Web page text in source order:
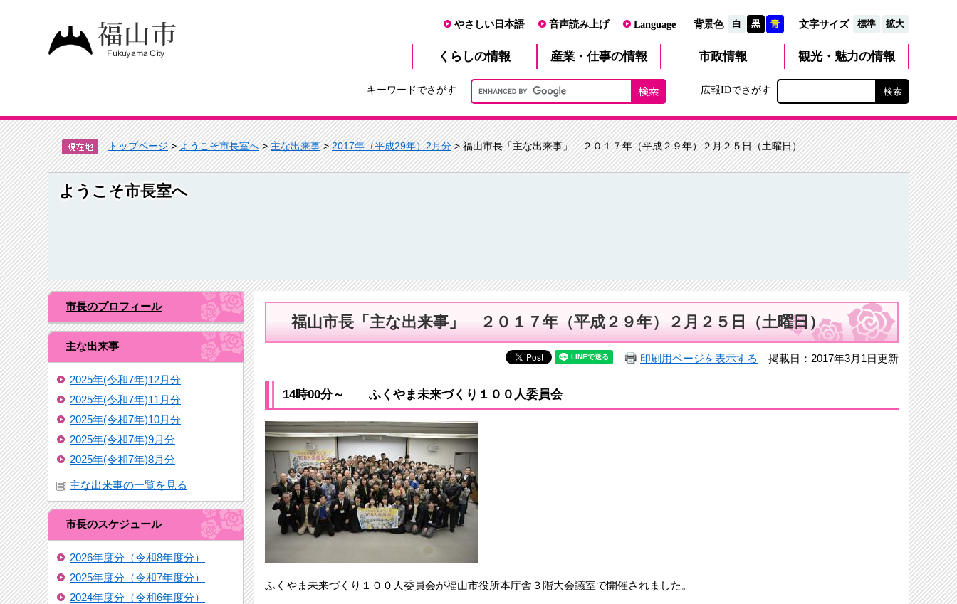
やさしい日本語 音声読み上げ Language 背景色 白 黒 青 文字サイズ 標準 拡大
くらしの情報 産業・仕事の情報 市政情報 観光・魅力の情報
キーワードでさがす 広報IDでさがす
トップページ>ようこそ市長室へ>主な出来事>2017年（平成29年）2月分> 福山市長「主な出来事」 ２０１７年（平成２９年）２月２５日（土曜日）
ようこそ市長室へ
市長のプロフィール
主な出来事
2025年(令和7年)12月分
2025年(令和7年)11月分
2025年(令和7年)10月分
2025年(令和7年)9月分
2025年(令和7年)8月分
主な出来事の一覧を見る
市長のスケジュール
2026年度分（令和8年度分）
2025年度分（令和7年度分）
2024年度分（令和6年度分）
福山市長「主な出来事」 ２０１７年（平成２９年）２月２５日（土曜日）
印刷用ページを表示する 掲載日：2017年3月1日更新
14時00分～ ふくやま未来づくり１００人委員会
ふくやま未来づくり１００人委員会が福山市役所本庁舎３階大会議室で開催されました。